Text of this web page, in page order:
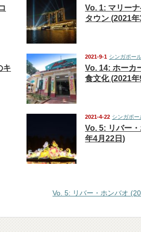
Vo. 1: マリー
タウン (2021
キ
2021-9-1 シンガポー
Vo. 14: ホーカ
食文化 (2021
2021-4-22 シンガポー
Vo. 5: リバー
年4月22日)
Vo. 5: リバー・ホンバオ